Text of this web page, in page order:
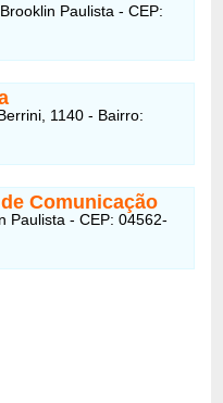
Paulista - CEP:
1140 - Bairro:
Comunicação
Paulista - CEP: 04562-